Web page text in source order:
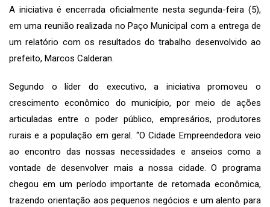
A iniciativa é encerrada oficialmente nesta segunda-feira (5),
em uma reunião realizada no Paço Municipal com a entrega de
um relatório com os resultados do trabalho desenvolvido ao
prefeito, Marcos Calderan.
Segundo o líder do executivo, a iniciativa promoveu o
crescimento econômico do município, por meio de ações
articuladas entre o poder público, empresários, produtores
rurais e a população em geral. “O Cidade Empreendedora veio
ao encontro das nossas necessidades e anseios como a
vontade de desenvolver mais a nossa cidade. O programa
chegou em um período importante de retomada econômica,
trazendo orientação aos pequenos negócios e um alento para